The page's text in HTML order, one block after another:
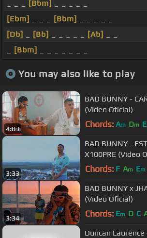
[Bbm]
[Ebm]
[Bbm]
[Db]
[Bb] [Ab]
[Bbm]
You may also like to play
4:03
BAD BUNNY -
(Video Oficial)
Chords: Am Dm E
3:33
BAD BUNNY -
X100PRE (Video
Chords: F Am Em
3:34
BAD BUNNY x
(Video Oficial)
Chords: Em D C
Duncan